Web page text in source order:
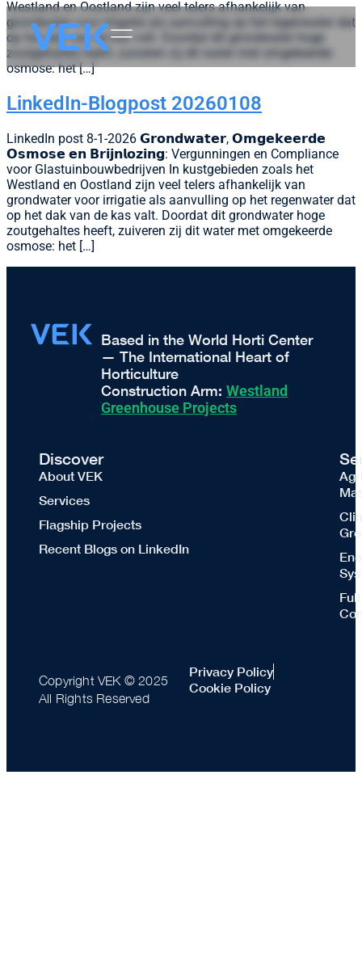
Westland en Oostland zijn veel telers afhankelijk van
grondwater voor irrigatie als aanvulling op het regenwater dat
op het dak van de kas valt. Doordat dit grondwater hoge
zoutgehaltes heeft, zuiveren zij dit water met omgekeerde
osmose: het […]
LinkedIn-Blogpost 20260108
LinkedIn post 8-1-2026 𝗚𝗿𝗼𝗻𝗱𝘄𝗮𝘁𝗲𝗿, 𝗢𝗺𝗴𝗲𝗸𝗲𝗲𝗿𝗱𝗲
𝗢𝘀𝗺𝗼𝘀𝗲 𝗲𝗻 𝗕𝗿𝗶𝗷𝗻𝗹𝗼𝘇𝗶𝗻𝗴: Vergunningen en Compliance
voor Glastuinbouwbedrijven In kustgebieden zoals het
Westland en Oostland zijn veel telers afhankelijk van
grondwater voor irrigatie als aanvulling op het regenwater dat
op het dak van de kas valt. Doordat dit grondwater hoge
zoutgehaltes heeft, zuiveren zij dit water met omgekeerde
osmose: het […]
Based in the World Horti Center
— The International Heart of
Horticulture
Construction Arm:Westland
Greenhouse Projects
Discover
About VEK
Services
Flagship Projects
Recent Blogs on LinkedIn
Copyright VEK © 2025
All Rights Reserved
Privacy Policy
Cookie Policy